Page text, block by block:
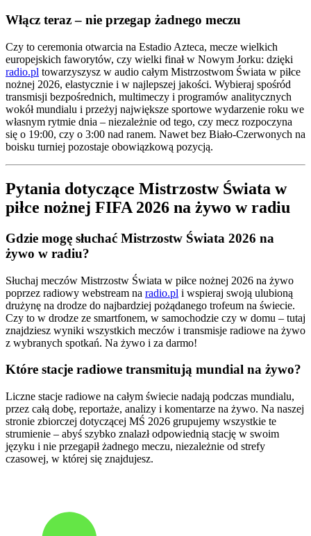
Włącz teraz – nie przegap żadnego meczu
Czy to ceremonia otwarcia na Estadio Azteca, mecze wielkich
europejskich faworytów, czy wielki finał w Nowym Jorku: dzięki
radio.pl towarzyszysz w audio całym Mistrzostwom Świata w piłce
nożnej 2026, elastycznie i w najlepszej jakości. Wybieraj spośród
transmisji bezpośrednich, multimeczy i programów analitycznych
wokół mundialu i przeżyj największe sportowe wydarzenie roku we
własnym rytmie dnia – niezależnie od tego, czy mecz rozpoczyna
się o 19:00, czy o 3:00 nad ranem. Nawet bez Biało-Czerwonych na
boisku turniej pozostaje obowiązkową pozycją.
Pytania dotyczące Mistrzostw Świata w
piłce nożnej FIFA 2026 na żywo w radiu
Gdzie mogę słuchać Mistrzostw Świata 2026 na
żywo w radiu?
Słuchaj meczów Mistrzostw Świata w piłce nożnej 2026 na żywo
poprzez radiowy webstream na radio.pl i wspieraj swoją ulubioną
drużynę na drodze do najbardziej pożądanego trofeum na świecie.
Czy to w drodze ze smartfonem, w samochodzie czy w domu – tutaj
znajdziesz wyniki wszystkich meczów i transmisje radiowe na żywo
z wybranych spotkań. Na żywo i za darmo!
Które stacje radiowe transmitują mundial na żywo?
Liczne stacje radiowe na całym świecie nadają podczas mundialu,
przez całą dobę, reportaże, analizy i komentarze na żywo. Na naszej
stronie zbiorczej dotyczącej MŚ 2026 grupujemy wszystkie te
strumienie – abyś szybko znalazł odpowiednią stację w swoim
języku i nie przegapił żadnego meczu, niezależnie od strefy
czasowej, w której się znajdujesz.